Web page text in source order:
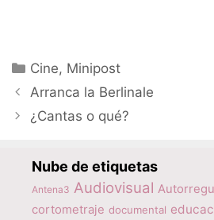
Categorías
Cine, Minipost
Arranca la Berlinale
¿Cantas o qué?
Nube de etiquetas
Antena3 Audiovisual
cortometraje documental